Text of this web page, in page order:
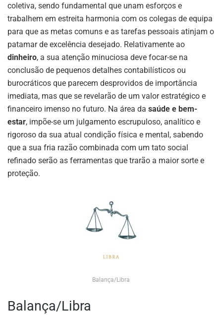
coletiva, sendo fundamental que unam esforços e
trabalhem em estreita harmonia com os colegas de equipa
para que as metas comuns e as tarefas pessoais atinjam o
patamar de excelência desejado. Relativamente ao
dinheiro, a sua atenção minuciosa deve focar-se na
conclusão de pequenos detalhes contabilísticos ou
burocráticos que parecem desprovidos de importância
imediata, mas que se revelarão de um valor estratégico e
financeiro imenso no futuro. Na área da saúde e bem-
estar, impõe-se um julgamento escrupuloso, analítico e
rigoroso da sua atual condição física e mental, sabendo
que a sua fria razão combinada com um tato social
refinado serão as ferramentas que trarão a maior sorte e
proteção.
Balança/Libra
Balança/Libra